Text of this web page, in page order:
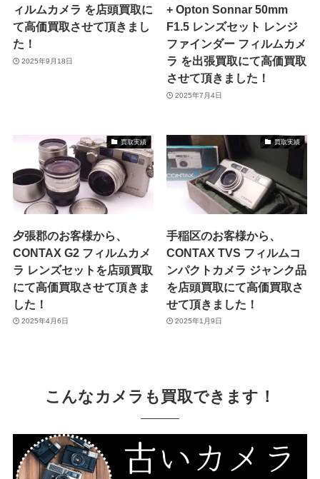
ィルムカメラ を店頭買取に
て高価買取させて頂きまし
た！
2025年9月18日
+ Opton Sonnar 50mm
F1.5 レンズセット レンジ
ファインダー フィルムカメ
ラ を出張買取にて高価買取
させて頂きました！
2025年7月4日
買取実績
夕張郡のお客様から、
CONTAX G2 フィルムカメ
ラ レンズセットを店頭買取
にて高価買取させて頂きま
した！
2025年4月6日
買取実績
手稲区のお客様から、
CONTAX TVS フィルムコ
ンパクトカメラ ジャンク品
を店頭買取にて高価買取さ
せて頂きました！
2025年1月9日
こんなカメラも買取できます！